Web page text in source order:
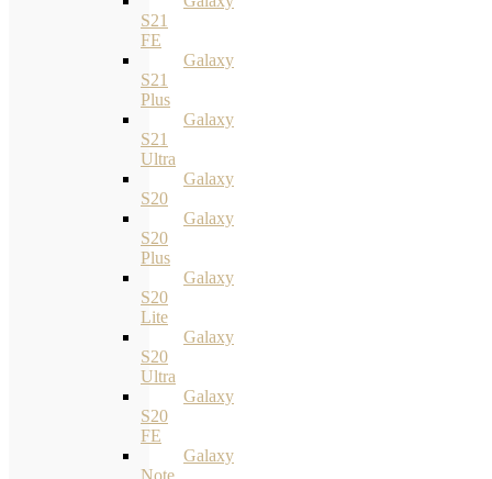
S21
FE
Galaxy
S21
Plus
Galaxy
S21
Ultra
Galaxy
S20
Galaxy
S20
Plus
Galaxy
S20
Lite
Galaxy
S20
Ultra
Galaxy
S20
FE
Galaxy
Note